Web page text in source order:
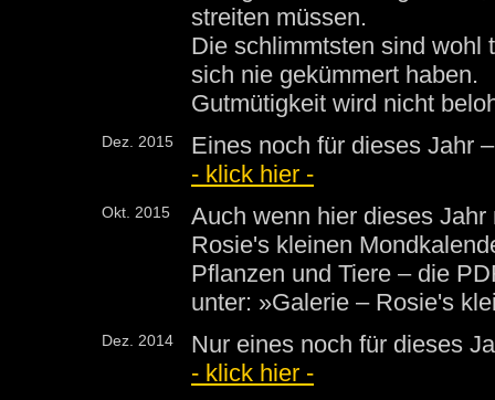
streiten müssen.
Die schlimmtsten sind wohl
sich nie gekümmert haben.
Gutmütigkeit wird nicht
Dez. 2015
Eines noch für dieses Jahr
- klick hier -
Okt. 2015
Auch wenn hier dieses
Rosie's kleinen
Pflanzen und Tiere – die
unter: »Galerie – Rosie's
Dez. 2014
Nur eines noch für dieses
- klick hier -